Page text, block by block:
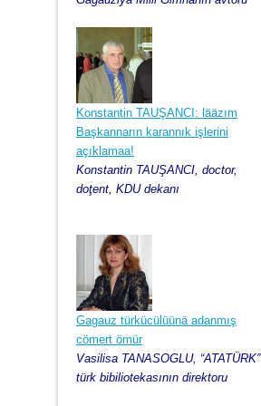
Konstantin TAUŞANCI: lääzım
Başkannarın karannık işlerini
açıklamaa!
Konstantin TAUŞANCI, doctor,
doţent, KDU dekanı
Gagauz türkücülüünä adanmış
cömert ömür
Vasilisa TANASOGLU, “ATATÜRK”
türk bibiliotekasının direktoru